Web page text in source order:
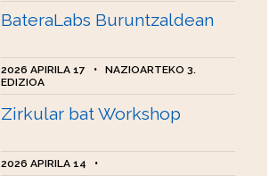
BateraLabs Buruntzaldean
2026 APIRILA 17 • NAZIOARTEKO 3.
EDIZIOA
Zirkular bat Workshop
2026 APIRILA 14 •